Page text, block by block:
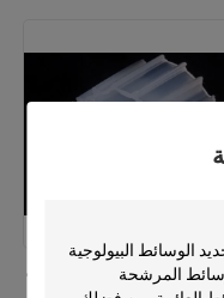
PE03 MBBR الوسائط البيولوجية